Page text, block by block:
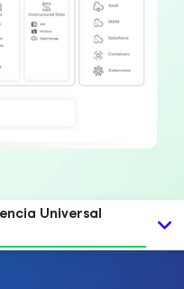
Universal